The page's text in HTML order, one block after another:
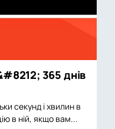
365 днів
секунд і хвилин в
в ній, якщо вам...